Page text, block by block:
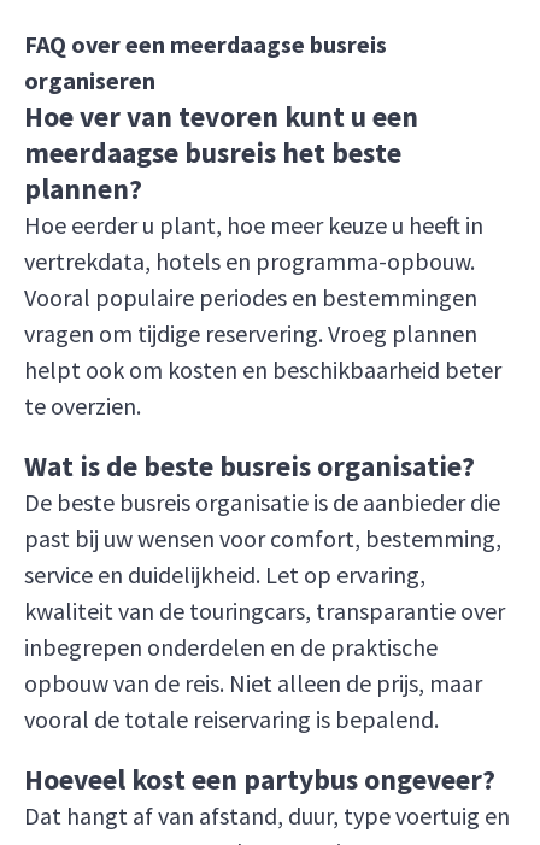
FAQ over een meerdaagse busreis
organiseren
Hoe ver van tevoren kunt u een
meerdaagse busreis het beste
plannen?
Hoe eerder u plant, hoe meer keuze u heeft in
vertrekdata, hotels en programma-opbouw.
Vooral populaire periodes en bestemmingen
vragen om tijdige reservering. Vroeg plannen
helpt ook om kosten en beschikbaarheid beter
te overzien.
Wat is de beste busreis organisatie?
De beste busreis organisatie is de aanbieder die
past bij uw wensen voor comfort, bestemming,
service en duidelijkheid. Let op ervaring,
kwaliteit van de touringcars, transparantie over
inbegrepen onderdelen en de praktische
opbouw van de reis. Niet alleen de prijs, maar
vooral de totale reiservaring is bepalend.
Hoeveel kost een partybus ongeveer?
Dat hangt af van afstand, duur, type voertuig en